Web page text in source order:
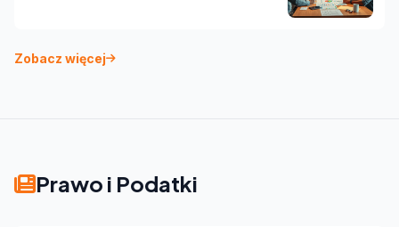
Zobacz więcej
Prawo i Podatki